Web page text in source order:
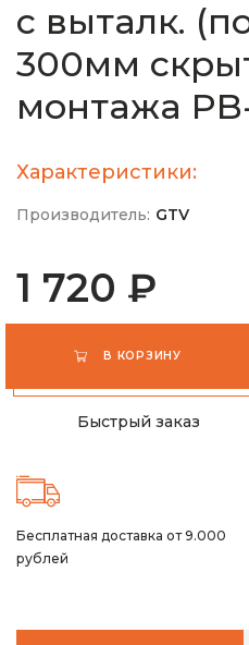
с выталк.
300мм
монтажа
Характеристики:
Производитель: GTV
1 720 ₽
В КОРЗИНУ
Быстрый заказ
Бесплатная доставка от 9.000
рублей